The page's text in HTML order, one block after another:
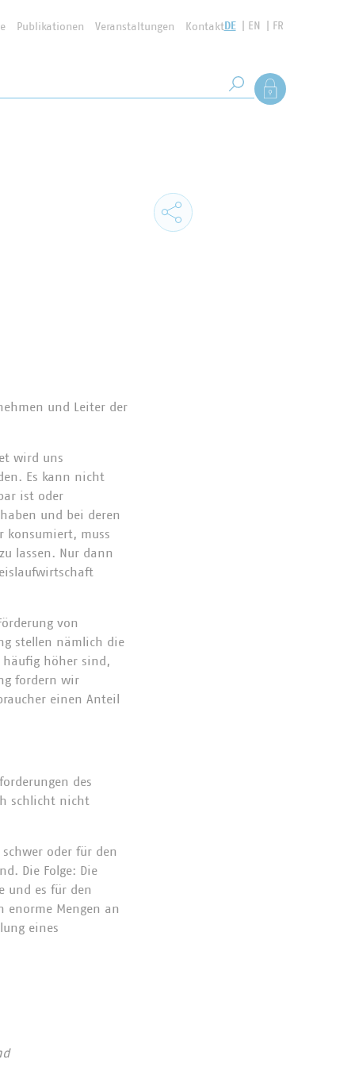
Publikationen Veranstaltungen KontaktDE EN FR
Suche starten
Als Mitglied
und Leiter der
wird uns
Es kann nicht
ist oder
und bei deren
konsumiert, muss
lassen. Nur dann
von
stellen nämlich die
häufig höher sind,
fordern wir
einen Anteil
des
schlicht nicht
oder für den
Die Folge: Die
und es für den
enorme Mengen an
eines